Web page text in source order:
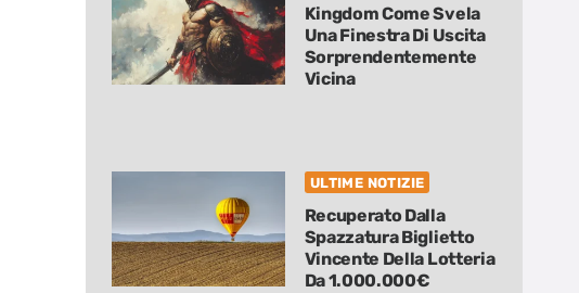
Kingdom Come Svela
Una Finestra Di Uscita
Sorprendentemente
Vicina
ULTIME NOTIZIE
Recuperato Dalla
Spazzatura Biglietto
Vincente Della Lotteria
Da 1.000.000€